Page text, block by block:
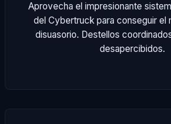
Aprovecha el impresionante
del Cybertruck para conseguir el
disuasorio. Destellos
desapercibidos.